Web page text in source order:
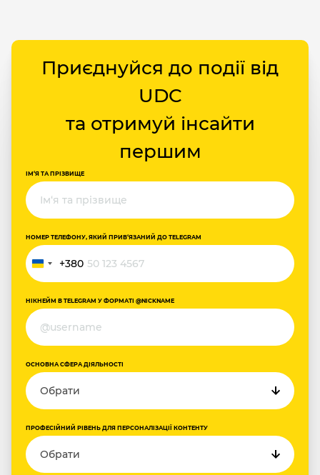
Приєднуйся до події від
UDC
та отримуй інсайти
першим
ІМ‘Я ТА ПРІЗВИЩЕ
НОМЕР ТЕЛЕФОНУ, ЯКИЙ ПРИВ‘ЯЗАНИЙ ДО TELEGRAM
Україна
+380
+380
НІКНЕЙМ В TELEGRAM У ФОРМАТІ @NICKNAME
ОСНОВНА СФЕРА ДІЯЛЬНОСТІ
ПРОФЕСІЙНИЙ РІВЕНЬ ДЛЯ ПЕРСОНАЛІЗАЦІЇ КОНТЕНТУ